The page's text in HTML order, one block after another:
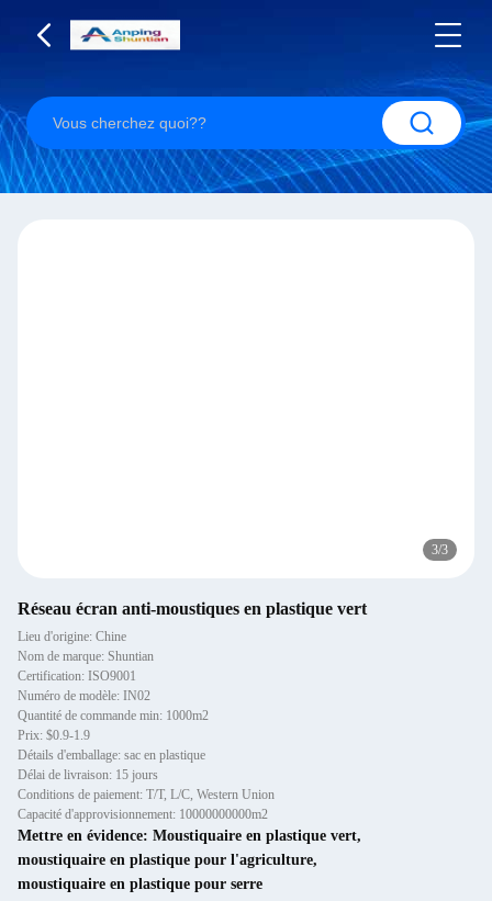
3/3
Réseau écran anti-moustiques en plastique vert
Lieu d'origine: Chine
Nom de marque: Shuntian
Certification: ISO9001
Numéro de modèle: IN02
Quantité de commande min: 1000m2
Prix: $0.9-1.9
Détails d'emballage: sac en plastique
Délai de livraison: 15 jours
Conditions de paiement: T/T, L/C, Western Union
Capacité d'approvisionnement: 10000000000m2
Mettre en évidence: Moustiquaire en plastique vert,
moustiquaire en plastique pour l'agriculture,
moustiquaire en plastique pour serre